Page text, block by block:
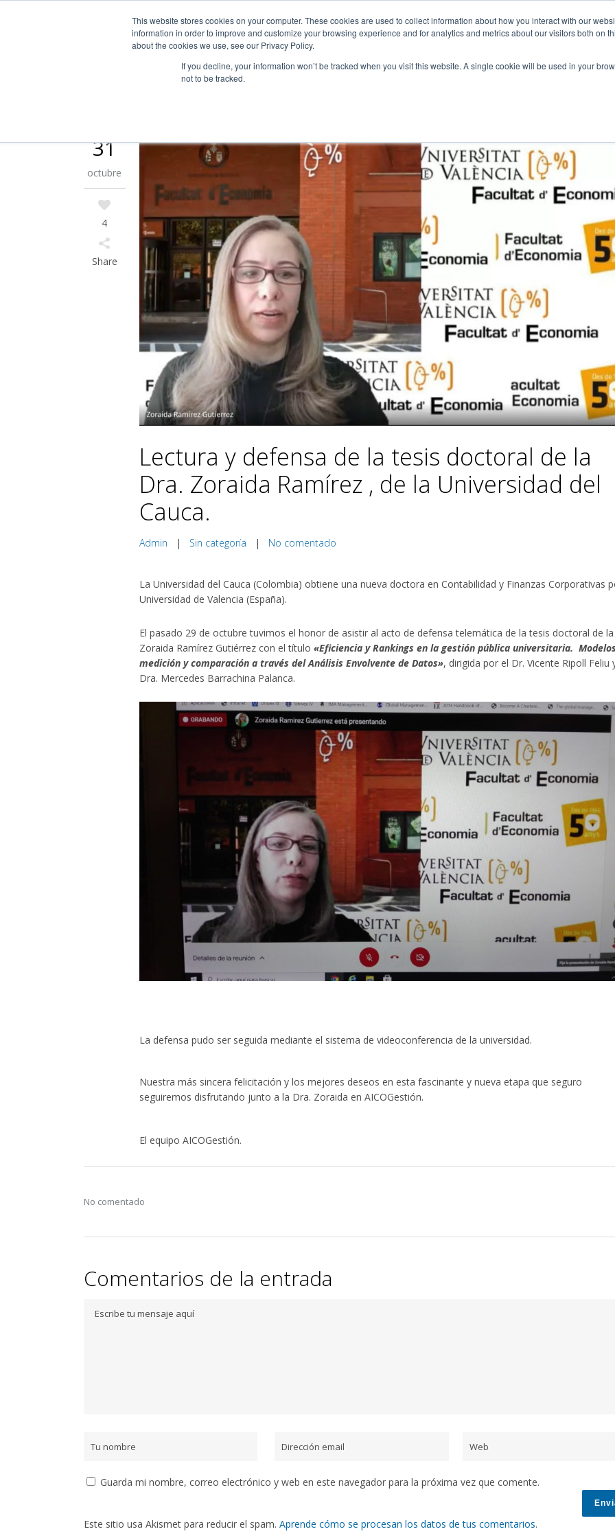
This website stores cookies on your computer. These cookies are used to collect information about how you interact with our
information in order to improve and customize your browsing experience and for analytics and metrics about our visitors both on
about the cookies we use, see our Privacy Policy.
If you decline, your information won’t be tracked when you visit this website. A single cookie will be used in your
not to be tracked.
Guía de uso
INICIO ÁREAS FORMACIÓN EVENTOS CERTIFICACIONES
31
octubre
4
Share
Lectura y defensa de la tesis doctoral de la
Dra. Zoraida Ramírez , de la Universidad del
Cauca.
Admin | Sin categoría | No comentado
La Universidad del Cauca (Colombia) obtiene una nueva doctora en Contabilidad y Finanzas Corporativas
Universidad de Valencia (España).
El pasado 29 de octubre tuvimos el honor de asistir al acto de defensa telemática de la tesis doctoral de
Zoraida Ramírez Gutiérrez con el título «Eficiencia y Rankings en la gestión pública universitaria.
medición y comparación a través del Análisis Envolvente de Datos», dirigida por el Dr. Vicente Ripoll Feliu
Dra. Mercedes Barrachina Palanca.
La defensa pudo ser seguida mediante el sistema de videoconferencia de la universidad.
Nuestra más sincera felicitación y los mejores deseos en esta fascinante y nueva etapa que seguro
seguiremos disfrutando junto a la Dra. Zoraida en AICOGestión.
El equipo AICOGestión.
No comentado
Comentarios de la entrada
Guarda mi nombre, correo electrónico y web en este navegador para la próxima vez que comente.
Este sitio usa Akismet para reducir el spam. Aprende cómo se procesan los datos de tus comentarios.